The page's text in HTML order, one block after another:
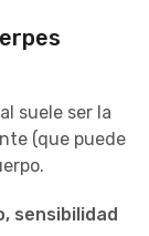
suele ser la
(que puede
sensibilidad